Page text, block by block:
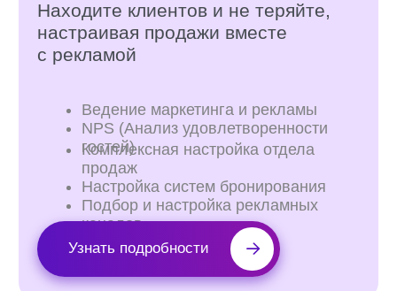
Одна услуга будет эффективна, если:
Все ваши каналы рекламы приносят брони
на рекламу
Количество броней за месяц постоянно
70% клиентов бронируют напрямую
Ведется аналитическая отчетность
по маркетингу
Показатели соцсетей и сайта регулярно
растут
Вы знаете свое УТП, оффер и
конкурентные преимущества